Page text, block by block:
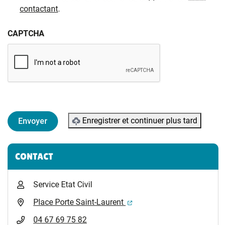
contactant.
CAPTCHA
Enregistrer et continuer plus tard
Informations complémentaires
CONTACT
Service Etat Civil
Place Porte Saint-Laurent
(ouverture dans un
04 67 69 75 82